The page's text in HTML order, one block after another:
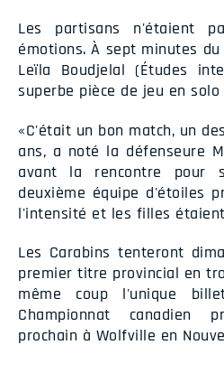
Les partisans n'étaient
émotions. À sept minutes
Leïla Boudjelal (Études
superbe pièce de jeu en
«C'était un bon match, un
ans, a noté la défenseure
avant la rencontre pour
deuxième équipe d'étoiles
l'intensité et les filles
Les Carabins tenteront
premier titre provincial en
même coup l'unique
Championnat canadien
prochain à Wolfville en